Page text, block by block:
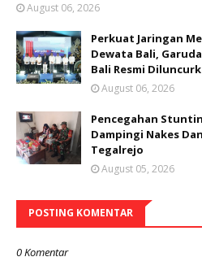
August 06, 2026
Perkuat Jaringan
Dewata Bali,
Bali Resmi
August 06, 2026
Pencegahan
Dampingi Nakes
Tegalrejo
August 05, 2026
POSTING KOMENTAR
0 Komentar